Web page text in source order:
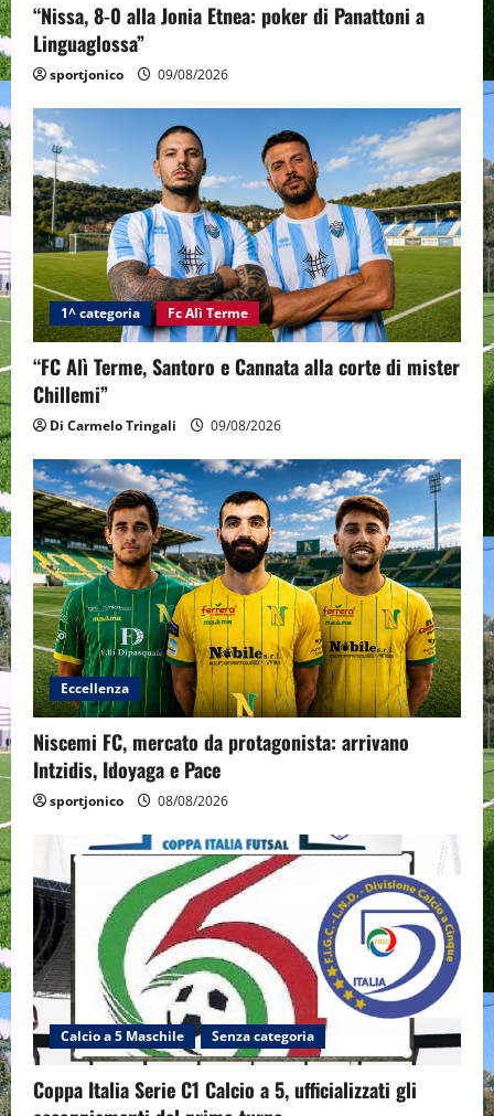
“Nissa, 8-0 alla Jonia Etnea: poker di Panattoni a
Linguaglossa”
sportjonico 09/08/2026
1^ categoria Fc Alì Terme
“FC Alì Terme, Santoro e Cannata alla corte di mister
Chillemi”
Di Carmelo Tringali 09/08/2026
Eccellenza
Niscemi FC, mercato da protagonista: arrivano
Intzidis, Idoyaga e Pace
sportjonico 08/08/2026
Calcio a 5 Maschile Senza categoria
Coppa Italia Serie C1 Calcio a 5, ufficializzati gli